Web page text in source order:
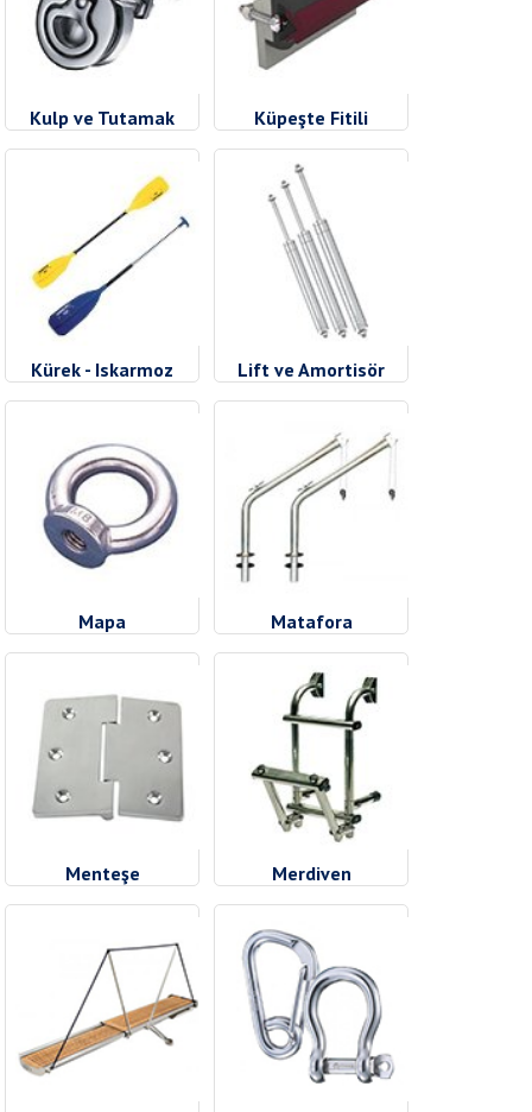
Kulp ve Tutamak Küpeşte Fitili
Kürek - Iskarmoz Lift ve Amortisör
Mapa Matafora
Menteşe Merdiven